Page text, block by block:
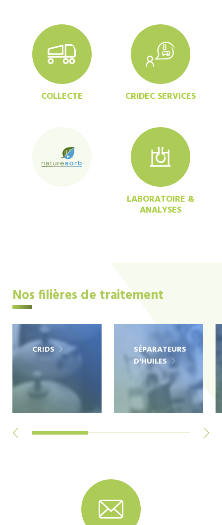
COLLECTE CRIDEC SERVICES
LABORATOIRE &
ANALYSES
Nos filières de traitement
CRIDS
SÉPARATEURS
D'HUILES